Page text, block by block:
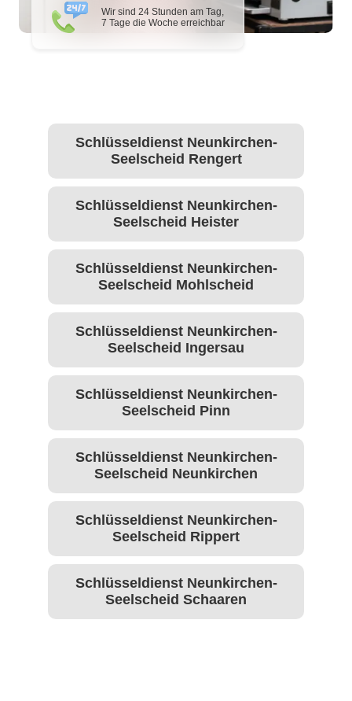
Wir sind 24 Stunden am Tag,
7 Tage die Woche erreichbar
Schlüsseldienst Neunkirchen-
Seelscheid Rengert
Schlüsseldienst Neunkirchen-
Seelscheid Heister
Schlüsseldienst Neunkirchen-
Seelscheid Mohlscheid
Schlüsseldienst Neunkirchen-
Seelscheid Ingersau
Schlüsseldienst Neunkirchen-
Seelscheid Pinn
Schlüsseldienst Neunkirchen-
Seelscheid Neunkirchen
Schlüsseldienst Neunkirchen-
Seelscheid Rippert
Schlüsseldienst Neunkirchen-
Seelscheid Schaaren